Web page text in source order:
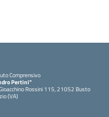
Comprensivo
Pertini"
Rossini 115, 21052 Busto
(VA)